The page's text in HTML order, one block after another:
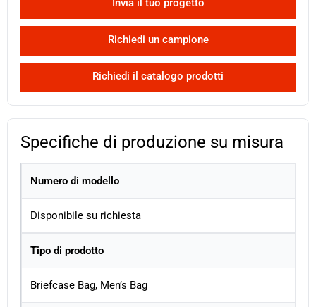
Richiedi un campione
Richiedi il catalogo prodotti
Specifiche di produzione su misura
Numero di modello
Disponibile su richiesta
Tipo di prodotto
Briefcase Bag, Men’s Bag